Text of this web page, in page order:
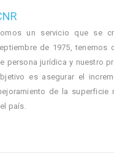
un servicio que se
de 1975, tenemos
persona jurídica y nuestro
es asegurar el
de la superficie
país.